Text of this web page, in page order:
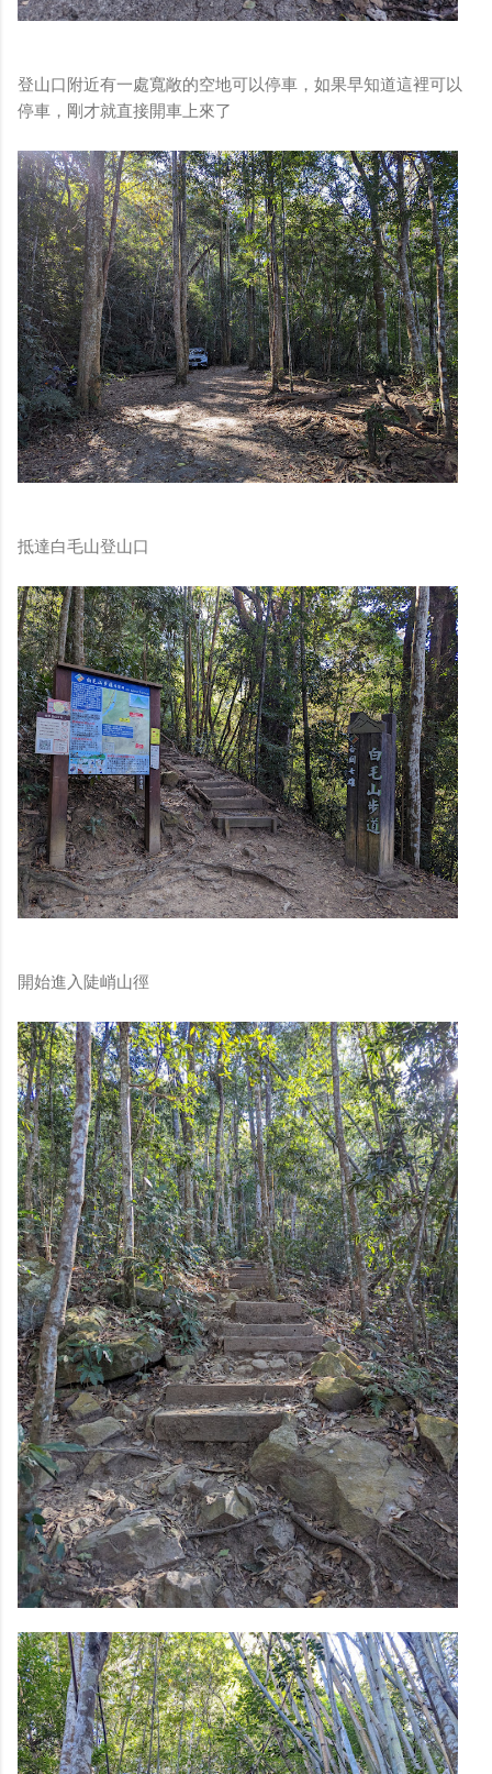
登山口附近有一處寬敞的空地可以停車，如果早知道這裡可以
停車，剛才就直接開車上來了
抵達白毛山登山口
開始進入陡峭山徑